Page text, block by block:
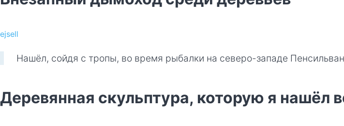
ejsell
Нашёл, сойдя с тропы, во время рыбалки на северо-западе
Деревянная скульптура, которую я нашёл